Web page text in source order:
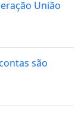
União
são